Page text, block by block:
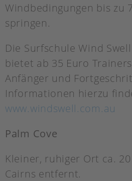
Windbedingungen bis zu
springen.
Die Surfschule Wind
bietet ab 35 Euro
Anfänger und
Informationen hierzu
www.windswell.com.au
Palm Cove
Kleiner, ruhiger Ort ca.
Cairns entfernt.